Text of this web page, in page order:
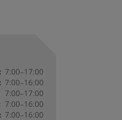
7:00–17:00
7:00–16:00
7:00–17:00
7:00–16:00
7:00–16:00